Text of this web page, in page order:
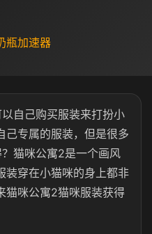
瓶加速器
自己购买服装来打扮小
己专属的服装，但是很多
猫咪公寓2是一个画风
装穿在小猫咪的身上都非
猫咪公寓2猫咪服装获得